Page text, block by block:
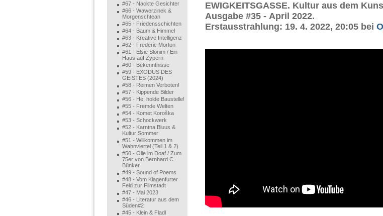
#67 - Nackte Gesichter
#66 - Wawerzinek &
Morgenschtean
#65 - Friedensschichten
#64 - Baum & Himmel
#63 - Kreative Intelligenz
#62 - Frederic Morton
#61 - Elsie Slonim / Ein
Haus auf Zypern
#60 - Bekenntnisse
#59 - EXODUS DES
GEISTES (2024)
#58 - Reimen Verboten!
#57 - Kippende Bilder
#56 - He, holde Baustelle!
#55 - Fremde Welten
#54 - Komet Koroška
#53 - Schockwerk
#52 - Karntna Bluus &
Kultur Sommer
#51 - Willkommen im
Wahnviertel (Teil 1 & 2)
#50 - Olle im Doaf / Zum
75er von Bernhard C.
Bünker
#49 - Sound of Poems
#48 - Vom Klagenfurter
Feld zur Filmstadt
#47 - Mai 2023
#46 - Literatur aus dem
Süden#2
#45 - Klein & Fladl
EWIGKEITSGASSE. Kultur aus dem
Ausgabe #35 - April 2022.
Erstausstrahlung: 19. 4. 2022, 20:05 bei